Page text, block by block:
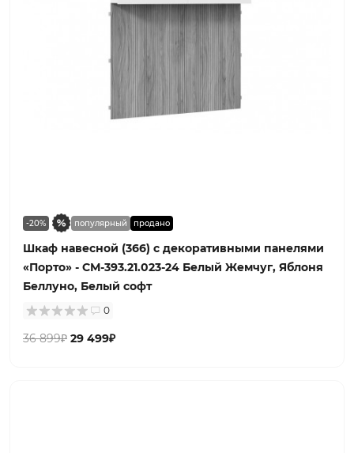
-20% популярный продано
Шкаф навесной (366) с декоративными панелями
«Порто» - СМ-393.21.023-24 Белый Жемчуг, Яблоня
Беллуно, Белый софт
0
36 899₽ 29 499₽